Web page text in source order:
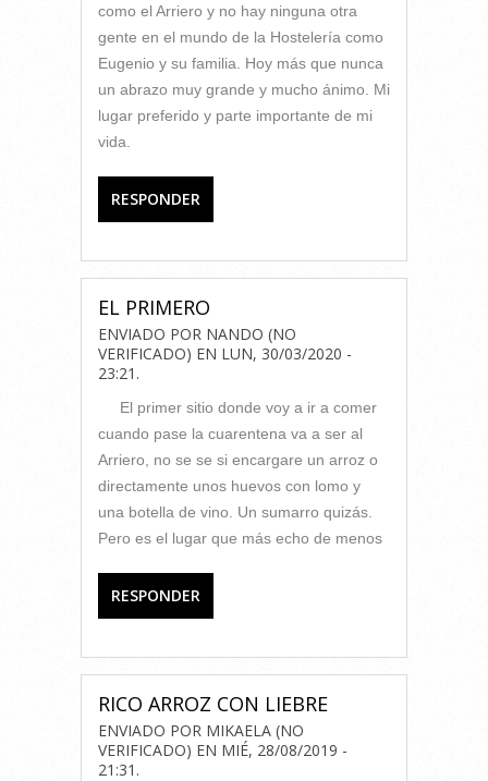
como el Arriero y no hay ninguna otra
gente en el mundo de la Hostelería como
Eugenio y su familia. Hoy más que nunca
un abrazo muy grande y mucho ánimo. Mi
lugar preferido y parte importante de mi
vida.
RESPONDER
EL PRIMERO
ENVIADO POR NANDO (NO
VERIFICADO) EN LUN, 30/03/2020 -
23:21 .
El primer sitio donde voy a ir a comer
cuando pase la cuarentena va a ser al
Arriero, no se se si encargare un arroz o
directamente unos huevos con lomo y
una botella de vino. Un sumarro quizás.
Pero es el lugar que más echo de menos
RESPONDER
RICO ARROZ CON LIEBRE
ENVIADO POR MIKAELA (NO
VERIFICADO) EN MIÉ, 28/08/2019 -
21:31 .